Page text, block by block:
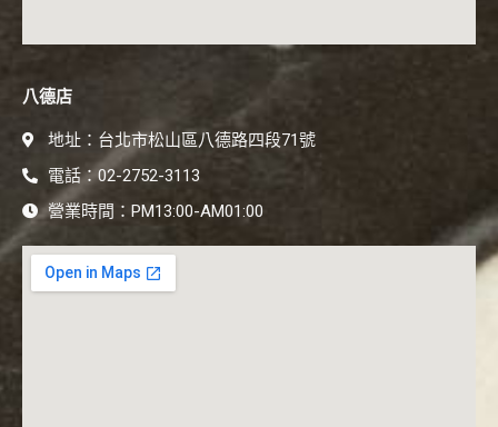
八德店
地址：台北市松山區八德路四段71號
電話：02-2752-3113
營業時間：PM13:00-AM01:00